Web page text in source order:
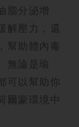
脂分泌增
解壓力，還
幫助體內毒
無論是瑜
可以幫助你
爾蒙環境中